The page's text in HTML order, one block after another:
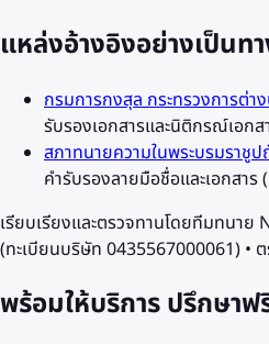
แหล่งอ้างอิงอย่างเป็นท
กรมการกงสุล กระทรวงการต่า
รับรองเอกสารและนิติกรณ์เอกส
สภาทนายความในพระบรมราชู
คำรับรองลายมือชื่อและเอกส
เรียบเรียงและตรวจทานโดยทีมทนา
(ทะเบียนบริษัท 0435567000061) •
พร้อมให้บริการปรึกษาฟ